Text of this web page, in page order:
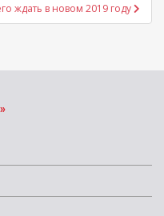
ждать в новом 2019 году